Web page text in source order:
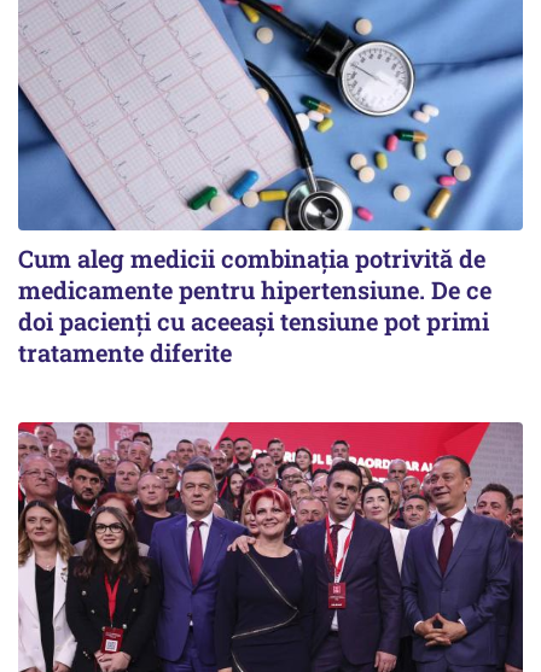
Cum aleg medicii combinația potrivită de
medicamente pentru hipertensiune. De ce
doi pacienți cu aceeași tensiune pot primi
tratamente diferite